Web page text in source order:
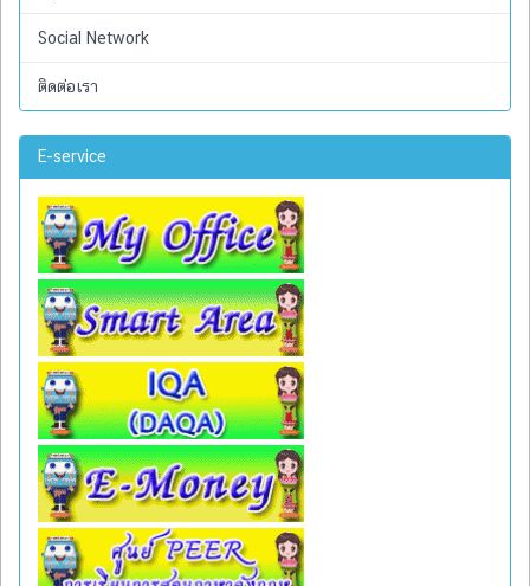
Social Network
ติดต่อเรา
E-service